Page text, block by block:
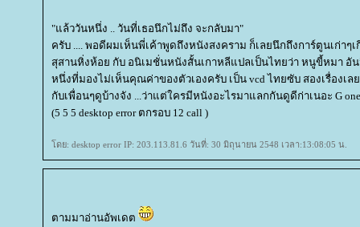
"แล้ววันหนึ่ง .. วันที่เธอนึกไม่ถึง จะกลับมา"
ครับ .... พอดีผมเห็นพี่เค้าพูดถึงหนังสงคราม ก็เลยนึกถึงการ์ตูนเก่าๆ
สุสานหิ่งห้อย กับ อนิเมชั่นหนังสั้นเกาหลีแปลเป็นไทยว่า หนูขี้หมา อั
หนึ่งที่มองไม่เห็นคุณค่าของตัวเองครับ เป็น vcd ไทยซับ สองเรื่องเ
กับเพื่อนๆดูบ้างจัง ...ว่าแต่ใครมีหนังอะไรมาแลกกันดูดีก่าเนอะ G
(5 5 5 desktop error ตกรอบ 12 call )
ดย: desktop error IP: 203.113.81.6 วันที่: 30 มิถุนายน 2548 เวลา:13:08:05 น.
ตามมาอ่านอัพเดต